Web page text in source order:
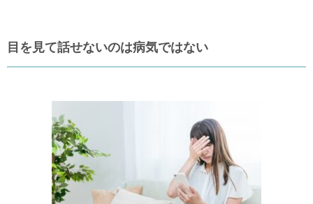
目を見て話せないのは病気ではない